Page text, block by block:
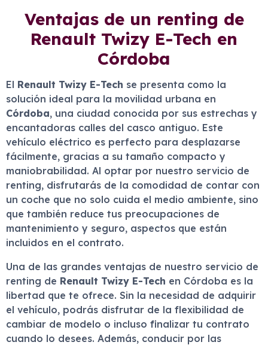
Ventajas de un renting de
Renault Twizy E-Tech en
Córdoba
El Renault Twizy E-Tech se presenta como la
solución ideal para la movilidad urbana en
Córdoba, una ciudad conocida por sus estrechas y
encantadoras calles del casco antiguo. Este
vehículo eléctrico es perfecto para desplazarse
fácilmente, gracias a su tamaño compacto y
maniobrabilidad. Al optar por nuestro servicio de
renting, disfrutarás de la comodidad de contar con
un coche que no solo cuida el medio ambiente, sino
que también reduce tus preocupaciones de
mantenimiento y seguro, aspectos que están
incluidos en el contrato.
Una de las grandes ventajas de nuestro servicio de
renting de Renault Twizy E-Tech en Córdoba es la
libertad que te ofrece. Sin la necesidad de adquirir
el vehículo, podrás disfrutar de la flexibilidad de
cambiar de modelo o incluso finalizar tu contrato
cuando lo desees. Además, conducir por las